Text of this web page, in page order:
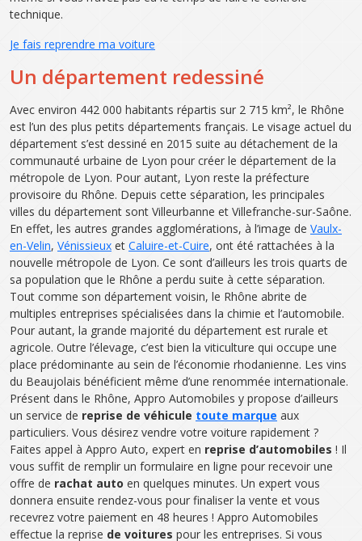
technique.
Je fais reprendre ma voiture
Un département redessiné
Avec environ 442 000 habitants répartis sur 2 715 km², le Rhône
est l’un des plus petits départements français. Le visage actuel du
département s’est dessiné en 2015 suite au détachement de la
communauté urbaine de Lyon pour créer le département de la
métropole de Lyon. Pour autant, Lyon reste la préfecture
provisoire du Rhône. Depuis cette séparation, les principales
villes du département sont Villeurbanne et Villefranche-sur-Saône.
En effet, les autres grandes agglomérations, à l’image de Vaulx-
en-Velin, Vénissieux et Caluire-et-Cuire, ont été rattachées à la
nouvelle métropole de Lyon. Ce sont d’ailleurs les trois quarts de
sa population que le Rhône a perdu suite à cette séparation.
Tout comme son département voisin, le Rhône abrite de
multiples entreprises spécialisées dans la chimie et l’automobile.
Pour autant, la grande majorité du département est rurale et
agricole. Outre l’élevage, c’est bien la viticulture qui occupe une
place prédominante au sein de l’économie rhodanienne. Les vins
du Beaujolais bénéficient même d’une renommée internationale.
Présent dans le Rhône, Appro Automobiles y propose d’ailleurs
un service de reprise de véhicule toute marque aux
particuliers. Vous désirez vendre votre voiture rapidement ?
Faites appel à Appro Auto, expert en reprise d’automobiles ! Il
vous suffit de remplir un formulaire en ligne pour recevoir une
offre de rachat auto en quelques minutes. Un expert vous
donnera ensuite rendez-vous pour finaliser la vente et vous
recevrez votre paiement en 48 heures ! Appro Automobiles
effectue la reprise de voitures pour les entreprises. Si vous